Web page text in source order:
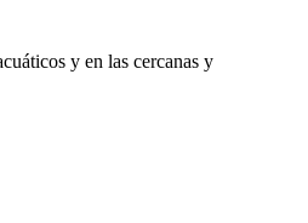
y en las cercanas y